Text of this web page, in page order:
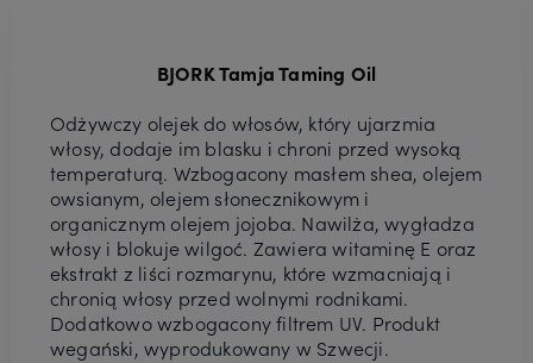
BJORK Tamja Taming Oil
Odżywczy olejek do włosów, który ujarzmia
włosy, dodaje im blasku i chroni przed wysoką
temperaturą. Wzbogacony masłem shea, olejem
owsianym, olejem słonecznikowym i
organicznym olejem jojoba. Nawilża, wygładza
włosy i blokuje wilgoć. Zawiera witaminę E oraz
ekstrakt z liści rozmarynu, które wzmacniają i
chronią włosy przed wolnymi rodnikami.
Dodatkowo wzbogacony filtrem UV. Produkt
wegański, wyprodukowany w Szwecji.